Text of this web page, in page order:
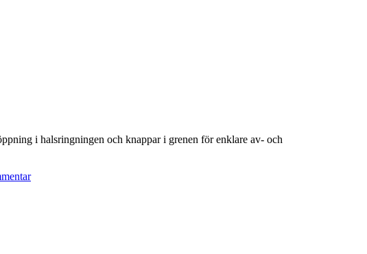
i halsringningen och knappar i grenen för enklare av- och
till